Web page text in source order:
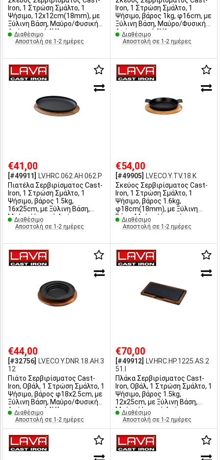
Iron, 1 Στρώση Σμάλτο, 1
Ψήσιμο, 12x12cm(18mm), με
Ξύλινη Βάση, Μαύρο/Φυσική
Απόχρωση, LAVA
Διαθέσιμο
Αποστολή σε 1-2 ημέρες
Iron, 1 Στρώση Σμάλτο, 1
Ψήσιμο, βάρος 1kg, φ16cm, με
Ξύλινη Βάση, Μαύρο/Φυσική
Απόχρωση, LAVA
Διαθέσιμο
Αποστολή σε 1-2 ημέρες
€41,00
[#49911]
LV.HRC.062.AH.062.P
Πιατέλα Σερβιρίσματος Cast-
Iron, 1 Στρώση Σμάλτο, 1
Ψήσιμο, βάρος 1.5kg,
16x25cm, με Ξύλινη Βάση,
Μαύρο/Φυσική Απόχρωση,
LAVA,
Διαθέσιμο
Αποστολή σε 1-2 ημέρες
€54,00
[#49905]
LV.ECO.Y.TV.18.K
Σκεύος Σερβιρίσματος Cast-
Iron, 1 Στρώση Σμάλτο, 1
Ψήσιμο, βάρος 1.6kg,
φ18cm(18mm), με Ξύλινη
Βάση, Μαύρο/Φυσική
Απόχρωση, LAVA
Διαθέσιμο
Αποστολή σε 1-2 ημέρες
€44,00
[#32756]
LV.ECO.Y.DNR.18.AH.3
12
Πιάτο Σερβιρίσματος Cast-
Iron, Οβάλ, 1 Στρώση Σμάλτο, 1
Ψήσιμο, βάρος φ18x2.5cm, με
Ξύλινη Βάση, Μαύρο/Φυσική
Απόχρωση, LAVA
Διαθέσιμο
Αποστολή σε 1-2 ημέρες
€70,00
[#49912]
LV.HRC.HP.1225.AS.2
51.I
Πλάκα Σερβιρίσματος Cast-
Iron, Οβάλ, 1 Στρώση Σμάλτο, 1
Ψήσιμο, βάρος 1.5kg,
12x25cm, με Ξύλινη Βάση,
Μαύρο/Φυσική Απόχρωση,
LAVA
Διαθέσιμο
Αποστολή σε 1-2 ημέρες